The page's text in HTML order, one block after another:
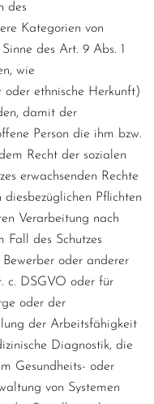
des
Kategorien von
des Art. 9 Abs. 1
wie
oder ethnische Herkunft)
damit der
Person die ihm bzw.
Recht der sozialen
erwachsenden Rechte
diesbezüglichen Pflichten
Verarbeitung nach
Fall des Schutzes
Bewerber oder anderer
c. DSGVO oder für
oder der
der Arbeitsfähigkeit
Diagnostik, die
Gesundheits- oder
von Systemen